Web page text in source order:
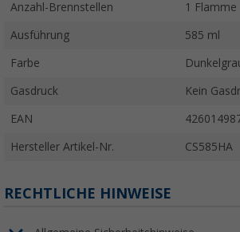
Anzahl-Brennstellen 1 Flamme
Ausführung 585 ml
Farbe
Gasdruck Kein
EAN
Hersteller Artikel-Nr. CS585HA
RECHTLICHE HINWEISE